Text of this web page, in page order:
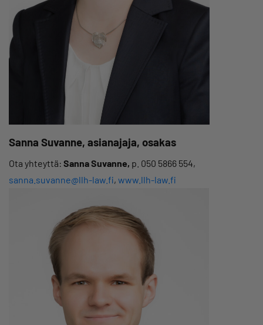
Sanna Suvanne, asianajaja, osakas
Ota yhteyttä: Sanna Suvanne, p. 050 5866 554,
sanna.suvanne@llh-law.fi, www.llh-law.fi